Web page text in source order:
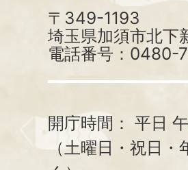
〒349-1193
埼玉県加須市北下
電話番号：0480-
開庁時間： 平日
（土曜日・祝日・